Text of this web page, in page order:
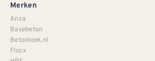
Merken
Anza
Basebeton
Betonlook.nl
Flocx